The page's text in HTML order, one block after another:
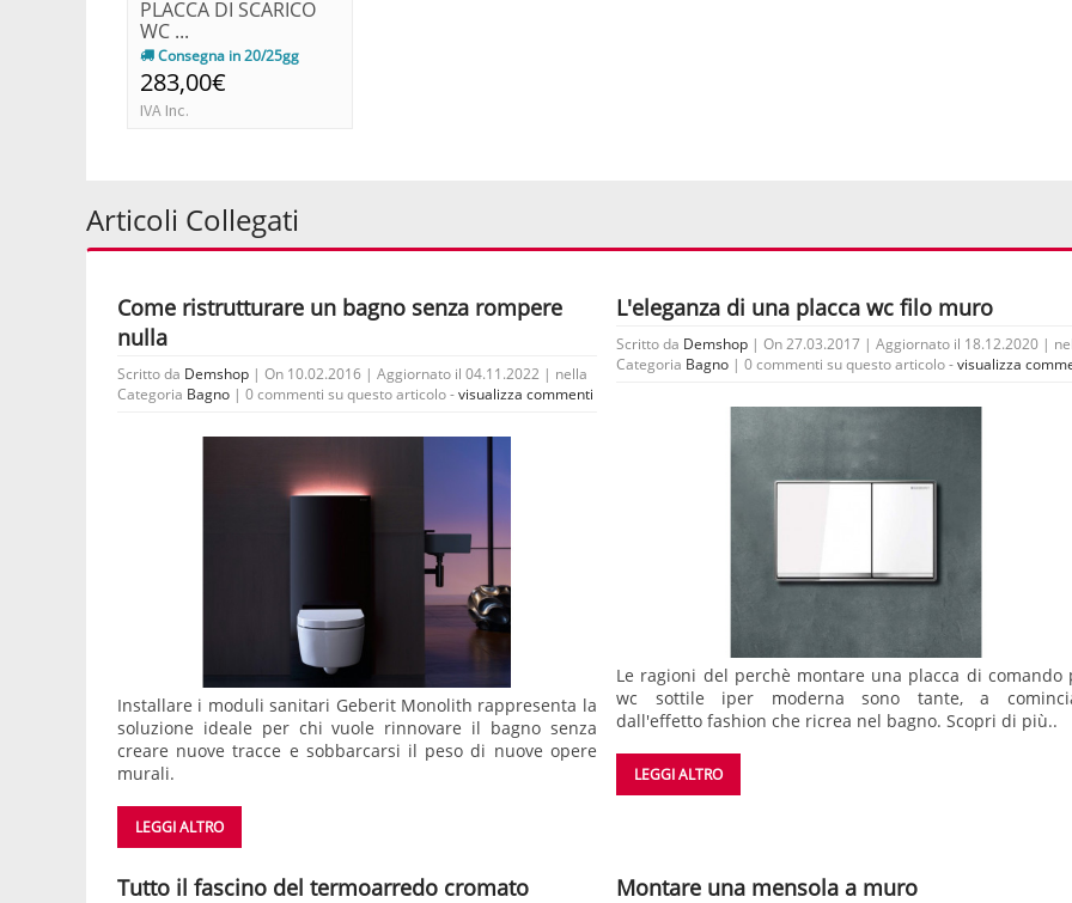
PLACCA DI SCARICO
WC ...
Consegna in 20/25gg
283,00€
IVA Inc.
Articoli Collegati
Come ristrutturare un bagno senza rompere
nulla
Scritto da Demshop | On 10.02.2016 | Aggiornato il 04.11.2022 | nella
Categoria Bagno | 0 commenti su questo articolo -visualizza commenti
Installare i moduli sanitari Geberit Monolith rappresenta la
soluzione ideale per chi vuole rinnovare il bagno senza
creare nuove tracce e sobbarcarsi il peso di nuove opere
murali.
LEGGI ALTRO
L'eleganza di una placca wc filo muro
Scritto da Demshop | On 27.03.2017 | Aggiornato il 18.12.2020 |
Categoria Bagno |0 commenti su questo articolo -visualizza
Le ragioni del perchè montare una placca di comando
wc sottile iper moderna sono tante, a
dall'effetto fashion che ricrea nel bagno. Scopri di più..
LEGGI ALTRO
Tutto il fascino del termoarredo cromato Montare una mensola a muro